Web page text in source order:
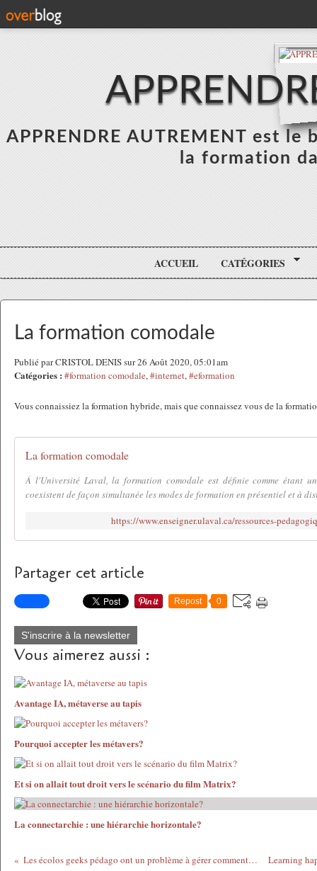
APPRENDRE AUTREMENT est
la formation
ACCUEIL CATÉGORIES
La formation comodale
Publié par CRISTOL DENIS sur 26 Août 2020, 05:01am
Catégories : #formation comodale,#internet,#eformation
Vous connaissiez la formation hybride, mais que connaissez vous de la
La formation comodale
À l'Université Laval, la formation comodale est définie comme étant
coexistent de façon simultanée les modes de formation en présentiel et à
https://www.enseigner.ulaval.ca/ressources-
Partager cet article
Repost 0
S'inscrire à la newsletter
Vous aimerez aussi :
Avantage IA, métaverse au tapis
Pourquoi accepter les métavers?
Et si on allait tout droit vers le scénario du film Matrix?
La connectarchie : une hiérarchie horizontale?
Les écolos geeks pédago ont un problème à gérer comment vont-ils faire?